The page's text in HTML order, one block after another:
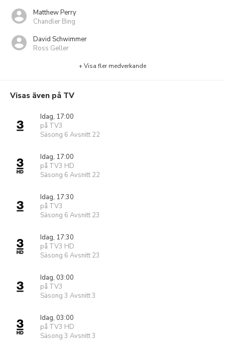
Matthew Perry
Chandler Bing
David Schwimmer
Ross Geller
+ Visa fler medverkande
Visas även på TV
Idag, 17:00
på TV3
Säsong 6 Avsnitt 22
Idag, 17:00
på TV3 HD
Säsong 6 Avsnitt 22
Idag, 17:30
på TV3
Säsong 6 Avsnitt 23
Idag, 17:30
på TV3 HD
Säsong 6 Avsnitt 23
Idag, 03:00
på TV3
Säsong 3 Avsnitt 3
Idag, 03:00
på TV3 HD
Säsong 3 Avsnitt 3